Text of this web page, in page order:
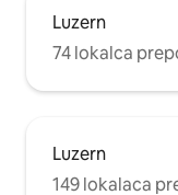
Luzern
74 lokalca
Luzern
149 lokalaca